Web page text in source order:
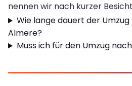
nennen wir nach kurzer
Wie lange dauert der
Almere?
Muss ich für den Umzug